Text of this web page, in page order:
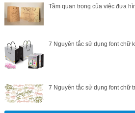
Tầm quan trọng của việc đưa
7 Nguyên tắc sử dụng font chữ
7 Nguyên tắc sử dụng font chữ